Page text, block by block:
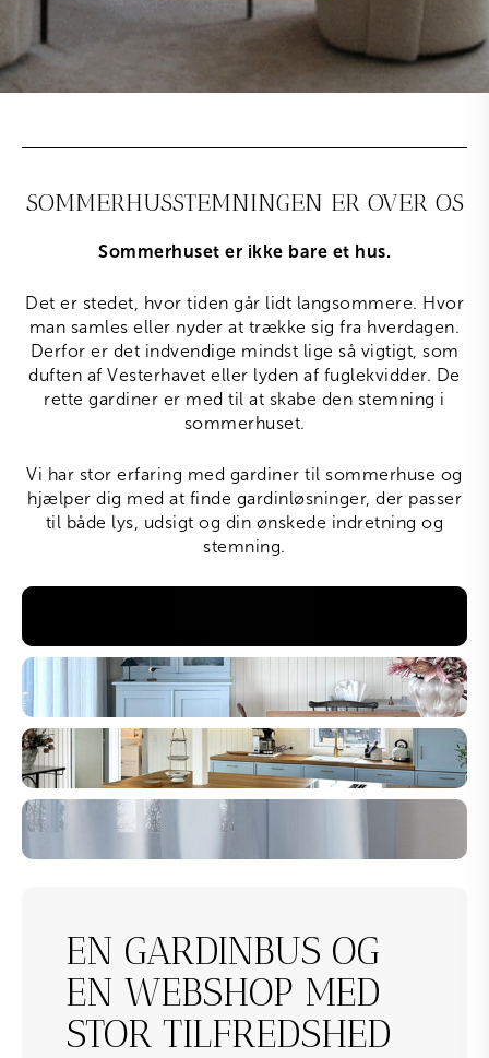
SOMMERHUSSTEMNINGEN ER OVER OS
Sommerhuset er ikke bare et hus.
Det er stedet, hvor tiden går lidt langsommere. Hvor
man samles eller nyder at trække sig fra hverdagen.
Derfor er det indvendige mindst lige så vigtigt, som
duften af Vesterhavet eller lyden af fuglekvidder. De
rette gardiner er med til at skabe den stemning i
sommerhuset.
Vi har stor erfaring med gardiner til sommerhuse og
hjælper dig med at finde gardinløsninger, der passer
til både lys, udsigt og din ønskede indretning og
stemning.
EN GARDINBUS OG
EN WEBSHOP MED
STOR TILFREDSHED